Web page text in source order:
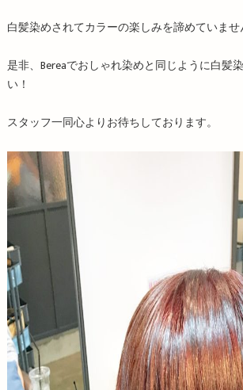
白髪染めされてカラーの楽しみを諦めていませ
是非、Bereaでおしゃれ染めと同じように白髪
い！
スタッフ一同心よりお待ちしております。